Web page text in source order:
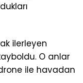
ilerleyen
O anlar
ile havadan